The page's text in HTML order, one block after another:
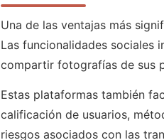
Una de las ventajas más
Las funcionalidades sociales
compartir fotografías de sus
Estas plataformas también
calificación de usuarios,
riesgos asociados con las